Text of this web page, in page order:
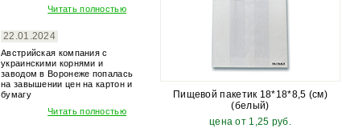
Читать полностью
22.01.2024
Австрийская компания с
украинскими корнями и
заводом в Воронеже попалась
на завышении цен на картон и
бумагу
Читать полностью
Пищевой пакетик 18*18*8,5 (см)
(белый)
цена от 1,25 руб.